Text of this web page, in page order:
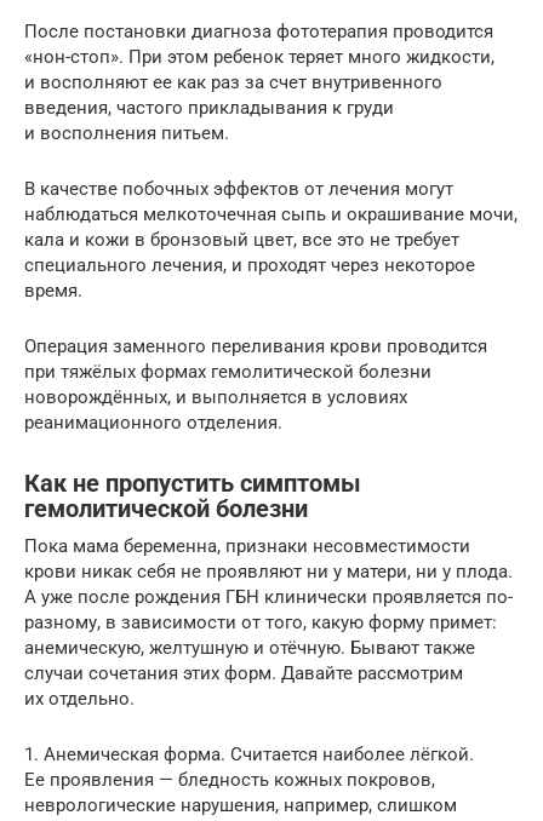
После постановки диагноза фототерапия проводится
«нон-стоп». При этом ребенок теряет много жидкости,
и восполняют ее как раз за счет внутривенного
введения, частого прикладывания к груди
и восполнения питьем.
В качестве побочных эффектов от лечения могут
наблюдаться мелкоточечная сыпь и окрашивание мочи,
кала и кожи в бронзовый цвет, все это не требует
специального лечения, и проходят через некоторое
время.
Операция заменного переливания крови проводится
при тяжёлых формах гемолитической болезни
новорождённых, и выполняется в условиях
реанимационного отделения.
Как не пропустить симптомы
гемолитической болезни
Пока мама беременна, признаки несовместимости
крови никак себя не проявляют ни у матери, ни у плода.
А уже после рождения ГБН клинически проявляется по-
разному, в зависимости от того, какую форму примет:
анемическую, желтушную и отёчную. Бывают также
случаи сочетания этих форм. Давайте рассмотрим
их отдельно.
1. Анемическая форма. Считается наиболее лёгкой.
Ее проявления — бледность кожных покровов,
неврологические нарушения, например, слишком